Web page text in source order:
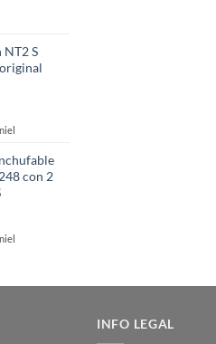
NT2 S
con 2
INFO LEGAL